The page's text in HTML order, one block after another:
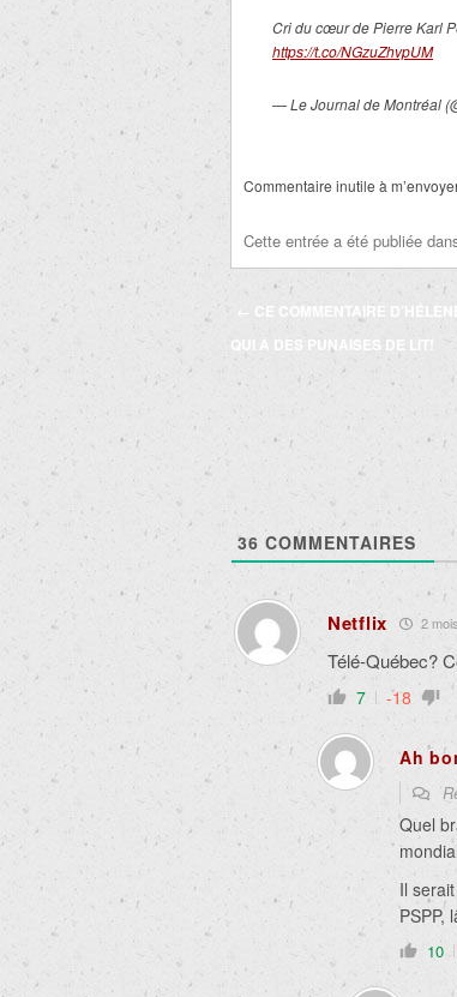
Cri du cœur de Pierre Karl
https://t.co/NGzuZhvpUM
— Le Journal de Montréal
Commentaire inutile à
Cette entrée a été publiée
Navigation
des
articles
←
CE COMMENTAIRE
QUI A DES PUNAISES DE LIT!
36 COMMENTAIRES
Netflix 2
Télé-Québec?
7 -18
Ah
Quel
Il
PSPP,
10